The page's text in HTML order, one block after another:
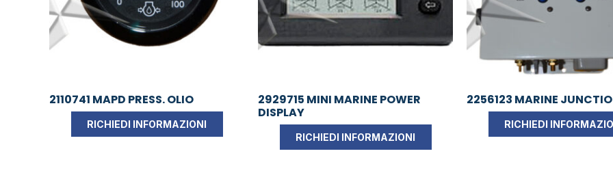
2110741 MAPD PRESS. OLIO
RICHIEDI INFORMAZIONI
2929715 MINI MARINE POWER
DISPLAY
RICHIEDI INFORMAZIONI
2256123 MARINE
RICHIEDI